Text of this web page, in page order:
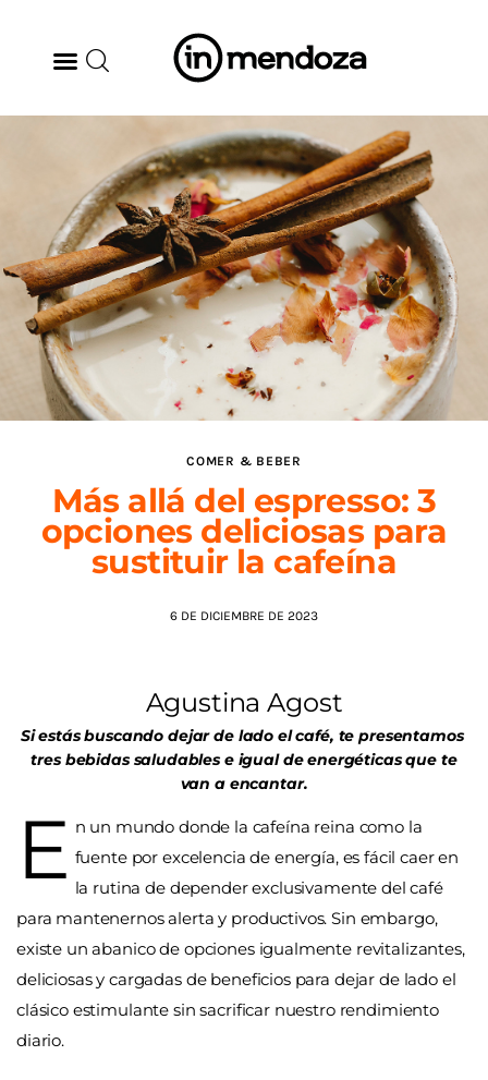
BODEGAS
GASTRONOMÍA
ARTE & CULTURA
MÚSICA
DÓNDE IR
TENDENCIAS
AGENDA
COMER & BEBER
Más allá del espresso: 3
opciones deliciosas para
sustituir la cafeína
6 DE DICIEMBRE DE 2023
Agustina Agost
Si estás buscando dejar de lado el café, te presentamos
tres bebidas saludables e igual de energéticas que te
van a encantar.
E n un mundo donde la cafeína reina como la
fuente por excelencia de energía, es fácil caer en
la rutina de depender exclusivamente del café
para mantenernos alerta y productivos. Sin embargo,
existe un abanico de opciones igualmente revitalizantes,
deliciosas y cargadas de beneficios para dejar de lado el
clásico estimulante sin sacrificar nuestro rendimiento
diario.